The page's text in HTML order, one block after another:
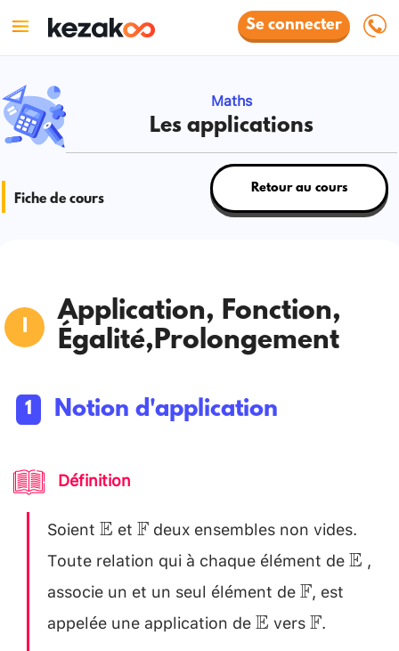
Se connecter
Maths
Les applications
Fiche de cours
Retour au cours
Application, Fonction,
Égalité,Prolongement
Notion d'application
Définition
Soient\mathbb{E}
E et\mathbb{F}
Fdeux ensembles non vides.
Toute relation qui à chaque élément deE ,
associe un et un seul élément deF, est
appelée une application de\mathbb{E}
EversF.